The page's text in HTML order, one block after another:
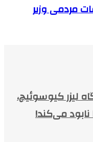
مردمی وزیر
لیزر کیوسوئیچ،
نابود می‌کند!